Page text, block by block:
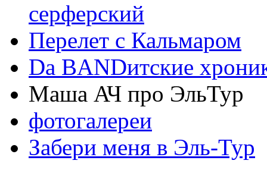
серферский
Перелет с Кальмаром
Da BANDитские
Маша АЧ про ЭльТур
фотогалереи
Забери меня в Эль-Тур